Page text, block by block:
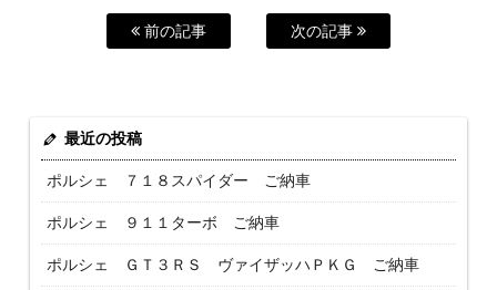
前の記事 次の記事
最近の投稿
ポルシェ ７１８スパイダー ご納車
ポルシェ ９１１ターボ ご納車
ポルシェ ＧＴ３ＲＳ ヴァイザッハＰＫＧ ご納車